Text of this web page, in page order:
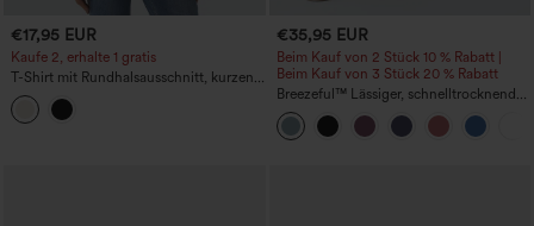
€17,95 EUR
Kaufe 2, erhalte 1 gratis
T-Shirt mit Rundhalsausschnitt, kurzen
Ärmeln und Rüschen-Saum, lässig im
Leinen-Look
€35,95 EUR
Beim Kauf von 2 Stück 10 % Rabatt |
Beim Kauf von 3 Stück 20 % Rabatt
Breezeful™ Lässiger, schnelltrocknender
2-in-1-Flowy-Maxirock mit hoher Taille
und Rüschen